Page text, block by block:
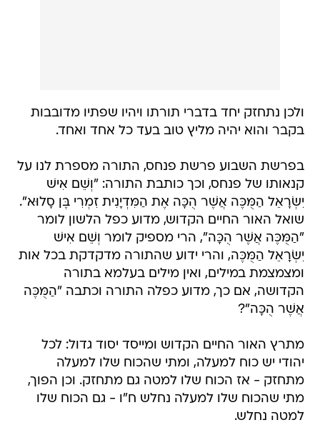
ולכן נתחזק יחד בדברי תורתו ויהיו שפתיו מדובבות
בקבר והוא יהיה מליץ טוב בעד כל אחד ואחד.
בפרשת השבוע פרשת פנחס, התורה מספרת לנו על
קנאותו של פנחס, וכך כותבת התורה: "וְשֵׁם אִישׁ
יִשְׂרָאֵל הַמֻּכֶּה אֲשֶׁר הֻכָּה אֶת הַמִּדְיָנִית זִמְרִי בֶּן סָלוּא".
שואל האור החיים הקדוש, מדוע כפל הלשון לומר
"הַמֻּכֶּה אֲשֶׁר הֻכָּה", הרי מספיק לומר וְשֵׁם אִישׁ
יִשְׂרָאֵל הַמֻּכֶּה, והרי ידוע שהתורה מדקדקת בכל אות
ומצמצמת במילים, ואין מילים בעלמא בתורה
הקדושה, אם כך, מדוע כפלה התורה וכתבה "הַמֻּכֶּה
אֲשֶׁר הֻכָּה"?
מתרץ האור החיים הקדוש ומייסד יסוד גדול: לכל
יהודי יש כוח למעלה, ומתי שהכוח שלו למעלה
מתחזק - אז הכוח שלו למטה גם מתחזק. וכן הפוך,
מתי שהכוח שלו למעלה נחלש ח"ו - גם הכוח שלו
למטה נחלש.